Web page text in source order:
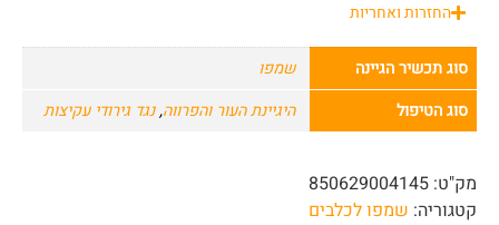
החזרות ואחריות
סוג תכשיר הגיינה
שמפו
סוג הטיפול
היגיינת העור והפרווה,נגד גירודי עקיצות
מק"ט: 850629004145
קטגוריה: שמפו לכלבים